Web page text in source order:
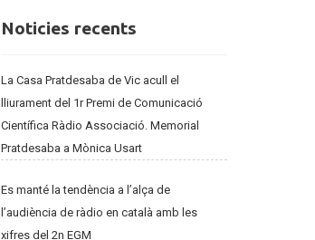
Noticies
Noticies recents
La Casa Pratdesaba de Vic acull el
lliurament del 1r Premi de Comunicació
Científica Ràdio Associació. Memorial
Pratdesaba a Mònica Usart
Es manté la tendència a l’alça de
l’audiència de ràdio en català amb les
xifres del 2n EGM